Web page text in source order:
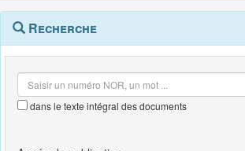
Navigation
outils
Menu
contextuel
Recherche
dans le texte intégral des documents